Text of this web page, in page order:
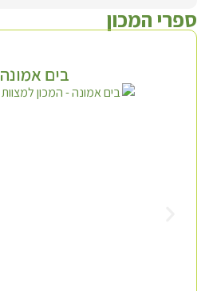
ספרי המכון
בים אמונה